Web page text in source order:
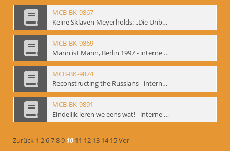
MCB-BK-9867
Keine Sklaven Meyerholds: „Die Unbekannte“ und „Eine gewisse Anzahl Gespräche im bat“ - interne Signatur: BM-prt-64
MCB-BK-9869
Mann ist Mann, Berlin 1997 - interne Signatur: BM-prt-66
MCB-BK-9874
Reconstructing the Russians - interne Signatur: BM-prt-70b
MCB-BK-9891
Eindelijk leren we eens wat! - interne Signatur: BM-prt-86
Zurück 1 26789 10 11 12 13 14 15Vor